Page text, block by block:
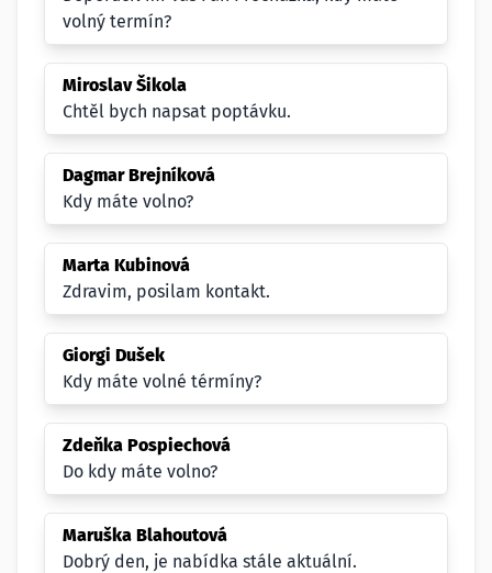
volný termín?
Miroslav Šikola
Chtěl bych napsat poptávku.
Dagmar Brejníková
Kdy máte volno?
Marta Kubinová
Zdravim, posilam kontakt.
Giorgi Dušek
Kdy máte volné térmíny?
Zdeňka Pospiechová
Do kdy máte volno?
Maruška Blahoutová
Dobrý den, je nabídka stále aktuální.